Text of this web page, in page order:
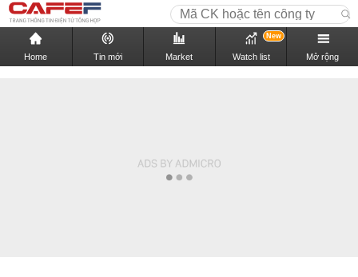
Home Tin mới Market Watch list
New
Mở rộng